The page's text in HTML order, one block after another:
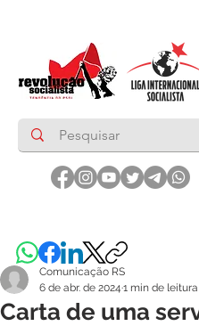
Carta de uma
Comunicação RS
6 de abr. de 2024 1 min de leitura